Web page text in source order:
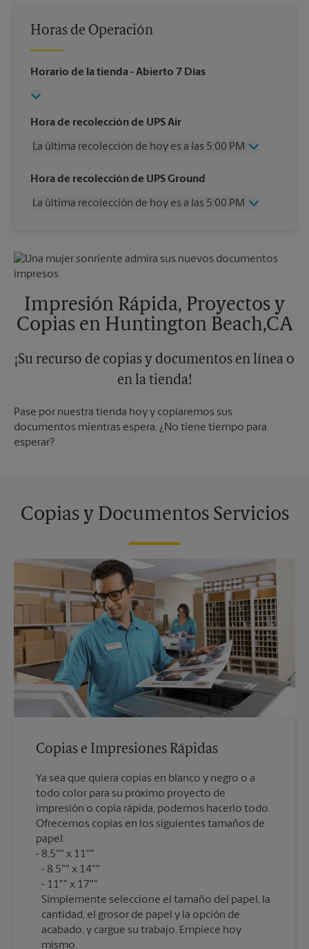
Horas de Operación
Horario de la tienda - Abierto 7 Días
Hora de recolección de UPS Air
La última recolección de hoy es a las 5:00 PM
Miércoles
5:00 PM
Viernes
5:00 PM
Martes
Hora de recolección de UPS Ground
La última recolección de hoy es a las 5:00 PM
Viernes
5:00 PM
Sábado
Lunes
5:00 PM
Martes
5:00 PM
Impresión Rápida, Proyectos y
Copias en Huntington Beach,CA
¡Su recurso de copias y documentos en línea o
en la tienda!
Pase por nuestra tienda hoy y copiaremos sus
documentos mientras espera. ¿No tiene tiempo para
esperar?
Copias y Documentos Servicios
Copias e Impresiones Rápidas
Ya sea que quiera copias en blanco y negro o a
todo color para su próximo proyecto de
impresión o copia rápida, podemos hacerlo todo.
Ofrecemos copias en los siguientes tamaños de
papel:
8.5"" x 11""
8.5"" x 14""
11"" x 17""
Simplemente seleccione el tamaño del papel, la
cantidad, el grosor de papel y la opción de
acabado, y cargue su trabajo. Empiece hoy
mismo.